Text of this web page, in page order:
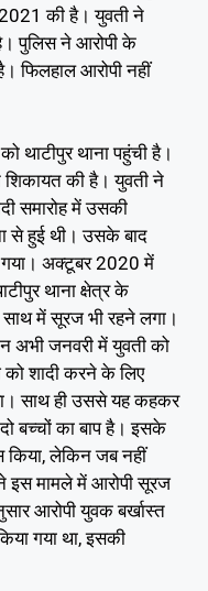
की है। युवती ने
पुलिस ने आरोपी के
फिलहाल आरोपी नहीं
थाटीपुर थाना पहुंची है।
शिकायत की है। युवती ने
समारोह में उसकी
से हुई थी। उसके बाद
गया। अक्टूबर 2020 में
थाना क्षेत्र के
साथ में सूरज भी रहने लगा।
अभी जनवरी में युवती को
को शादी करने के लिए
साथ ही उससे यह कहकर
बच्चों का बाप है। इसके
किया, लेकिन जब नहीं
इस मामले में आरोपी सूरज
आरोपी युवक बर्खास्त
गया था, इसकी